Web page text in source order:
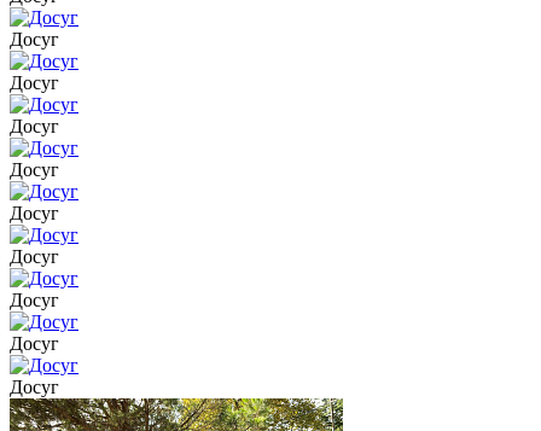
Досуг
Досуг
Досуг
Досуг
Досуг
Досуг
Досуг
Досуг
Досуг